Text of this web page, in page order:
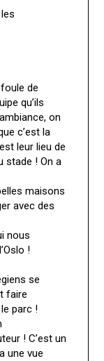
de
qu’ils
on
c’est la
leur lieu de
stade ! On a
maisons
avec des
nous
!
se
faire
parc !
! C’est un
une vue